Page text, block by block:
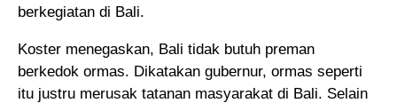
berkegiatan di Bali.
Koster menegaskan, Bali tidak butuh preman
berkedok ormas. Dikatakan gubernur, ormas seperti
itu justru merusak tatanan masyarakat di Bali. Selain